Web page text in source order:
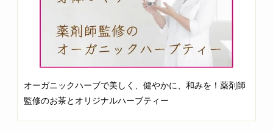
オーガニックハーブで美しく、健やかに、和みを！薬剤師
監修のお茶とオリジナルハーブティー